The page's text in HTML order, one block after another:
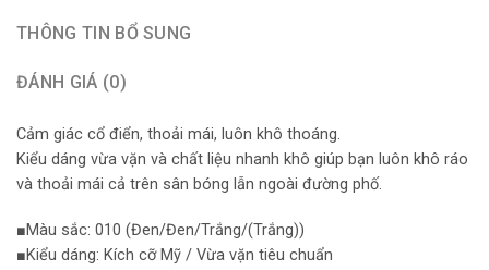
THÔNG TIN BỔ SUNG
ĐÁNH GIÁ (0)
Cảm giác cổ điển, thoải mái, luôn khô thoáng.
Kiểu dáng vừa vặn và chất liệu nhanh khô giúp bạn luôn khô ráo
và thoải mái cả trên sân bóng lẫn ngoài đường phố.
■Màu sắc: 010 (Đen/Đen/Trắng/(Trắng))
■Kiểu dáng: Kích cỡ Mỹ / Vừa vặn tiêu chuẩn